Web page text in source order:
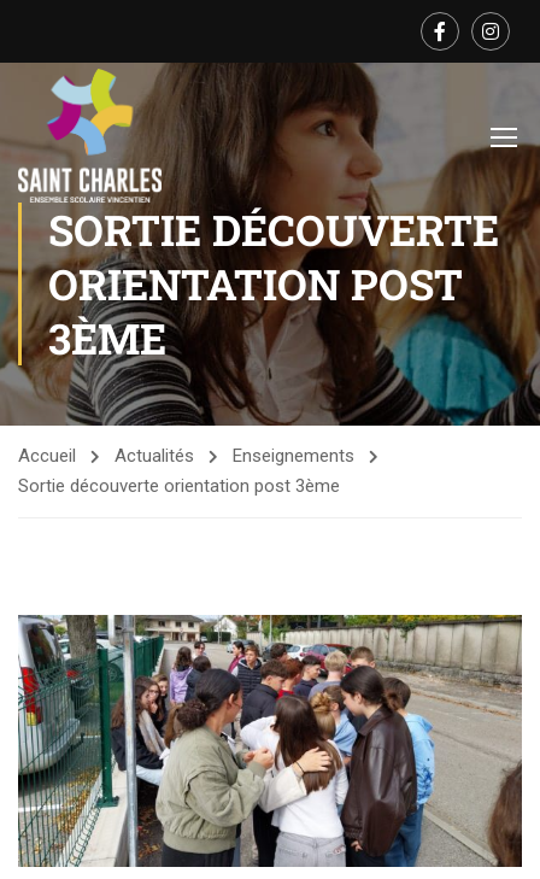
SORTIE DÉCOUVERTE
ORIENTATION POST
3ÈME
Accueil Actualités
Enseignements
Sortie découverte orientation post 3ème